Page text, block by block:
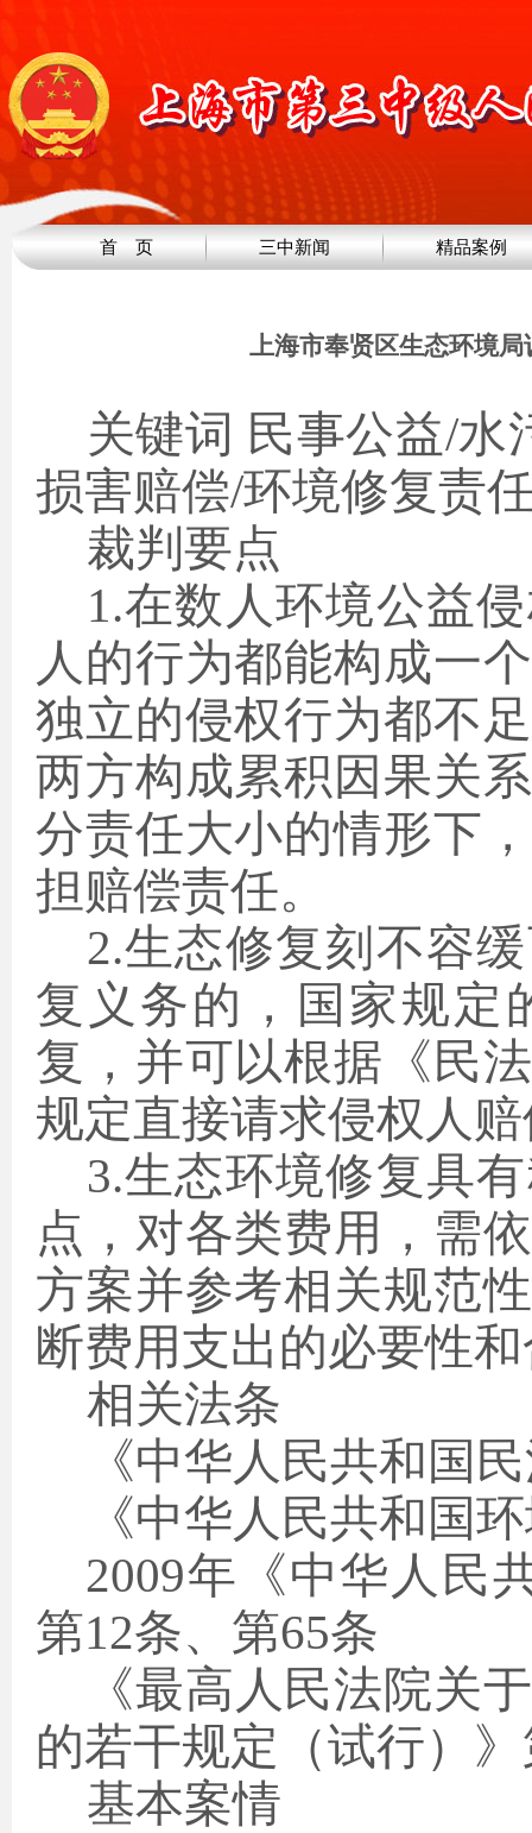
首 页 三中新闻 精品案例
上海市奉贤区生态环境
关键词 民事公益/水
损害赔偿/环境修复责
裁判要点
1.在数人环境公益
人的行为都能构成一
独立的侵权行为都不
两方构成累积因果关
分责任大小的情形下
担赔偿责任。
2.生态修复刻不容
复义务的，国家规定
复，并可以根据《民
规定直接请求侵权人
3.生态环境修复具
点，对各类费用，需
方案并参考相关规范
断费用支出的必要性
相关法条
《中华人民共和国
《中华人民共和国
2009年《中华人民
第12条、第65条
《最高人民法院关
的若干规定（试行）
基本案情